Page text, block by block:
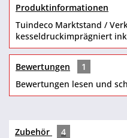
Produktinformationen
Tuindeco Marktstand /
kesseldruckimprägniert
Bewertungen
1
Bewertungen lesen und
Zubehör 4